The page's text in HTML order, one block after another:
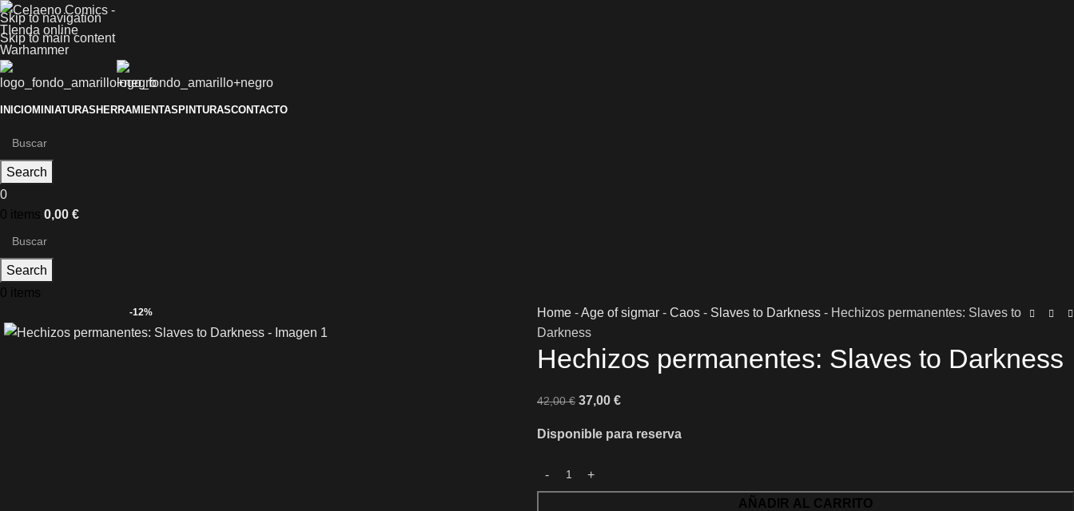
Skip to navigation
Skip to main content
INICIOMINIATURASHERRAMIENTASPINTURASCONTACTO
Search
0
0 items 0,00 €
Search
0 items
-12% Home -Age of sigmar - Caos - Slaves to Darkness - Hechizos permanentes: Slaves to
Darkness
Hechizos permanentes: Slaves to Darkness
42,00€ 37,00 €
Disponible para reserva
AÑADIR AL CARRITO